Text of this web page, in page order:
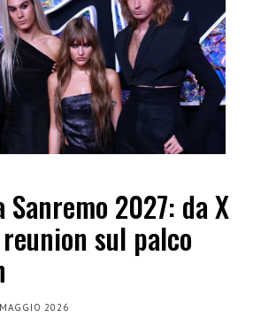
Sanremo 2027: da X
sul palco
2026